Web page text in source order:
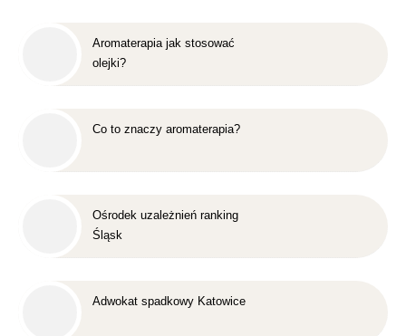
Aromaterapia jak stosować
olejki?
Co to znaczy aromaterapia?
Ośrodek uzależnień ranking
Śląsk
Adwokat spadkowy Katowice